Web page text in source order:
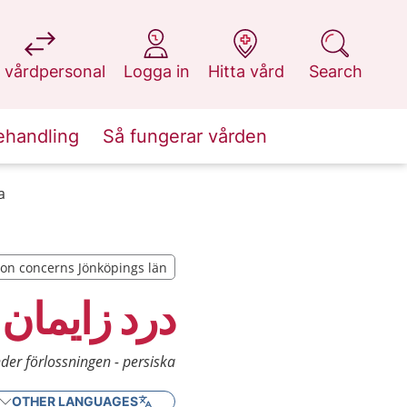
vårdpersonal
at 1177.se
Logga in
at 1177.se
Hitta vård
at 1177.se
Search
at 1177.se
Så fungerar vården
درد زایمان
förlossningen - persiska
concerns Jönköpings län
concerns Jönköpings län
OTHER LANGUAGES